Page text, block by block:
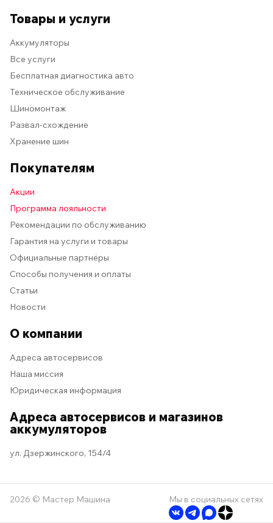
Товары и услуги
Аккумуляторы
Все услуги
Бесплатная диагностика авто
Техническое обслуживание
Шиномонтаж
Развал-схождение
Хранение шин
Покупателям
Акции
Программа лояльности
Рекомендации по обслуживанию
Гарантия на услуги и товары
Официальные партнёры
Способы получения и оплаты
Статьи
Новости
О компании
Адреса автосервисов
Наша миссия
Юридическая информация
Адреса автосервисов и магазинов
аккумуляторов
ул. Дзержинского, 154/4
2026 © Мастер Машина Мы в социальных сетях